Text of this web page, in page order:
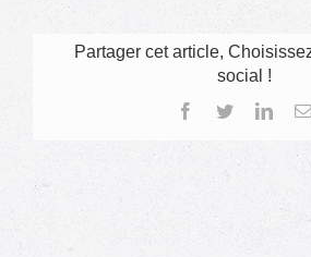
Partager cet article,
social !
Facebook
Twitter